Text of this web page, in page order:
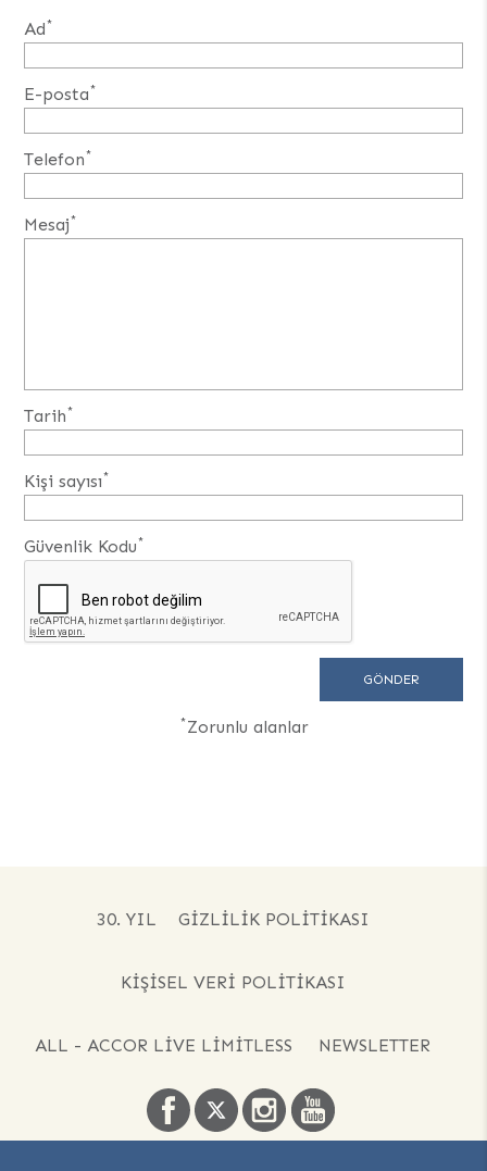
Ad*
E-posta*
Telefon*
Mesaj*
Tarih*
Kişi sayısı*
Güvenlik Kodu*
*Zorunlu alanlar
30. YIL GIZLILIK POLITIKASI
KIŞISEL VERI POLITIKASI
ALL - ACCOR LIVE LIMITLESS NEWSLETTER